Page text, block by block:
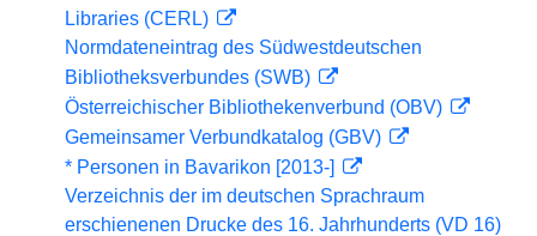
Libraries (CERL)
Normdateneintrag des Südwestdeutschen
Bibliotheksverbundes (SWB)
Österreichischer Bibliothekenverbund (OBV)
Gemeinsamer Verbundkatalog (GBV)
* Personen in Bavarikon [2013-]
Verzeichnis der im deutschen Sprachraum
erschienenen Drucke des 16. Jahrhunderts (VD 16)